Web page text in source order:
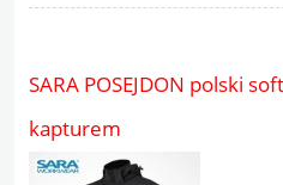
SARA POSEJDON polski
kapturem